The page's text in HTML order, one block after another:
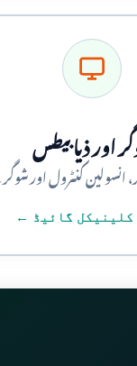
اور ذیابیطس
کلینیکل گائیڈ ←